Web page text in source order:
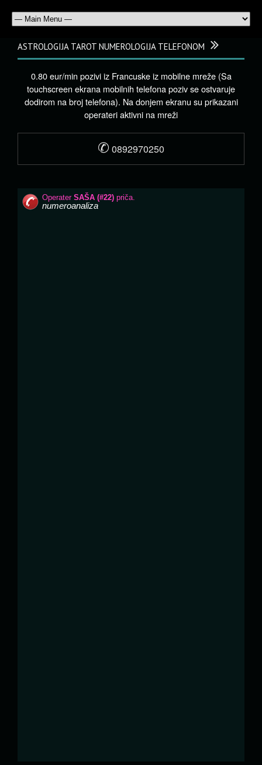
ASTROLOGIJA TAROT NUMEROLOGIJA TELEFONOM
0.80 eur/min pozivi iz Francuske iz mobilne mreže (Sa
touchscreen ekrana mobilnih telefona poziv se ostvaruje
dodirom na broj telefona). Na donjem ekranu su prikazani
operateri aktivni na mreži
✆ 0892970250